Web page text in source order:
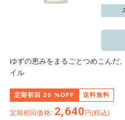
ゆずの恵みをまるごとつめこんだ
イル
定期初回 20 %OFF 送料無料
定期初回価格: 2,640円(税込)